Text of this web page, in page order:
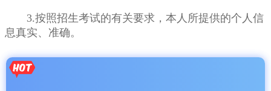
3.按照招生考试的有关要求，本人所提供的个人信
息真实、准确。